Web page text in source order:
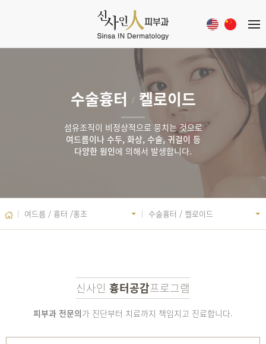
수술흉터 / 켈로이드
섬유조직이 비정상적으로 뭉치는 것으로
여드름이나 수두, 화상, 수술, 귀걸이 등
다양한 원인에 의해서 발생합니다.
여드름 / 흉터 /홍조 수술흉터 / 켈로이드
신사인 흉터공감프로그램
피부과 전문의가 진단부터 치료까지 책임지고 진료합니다.